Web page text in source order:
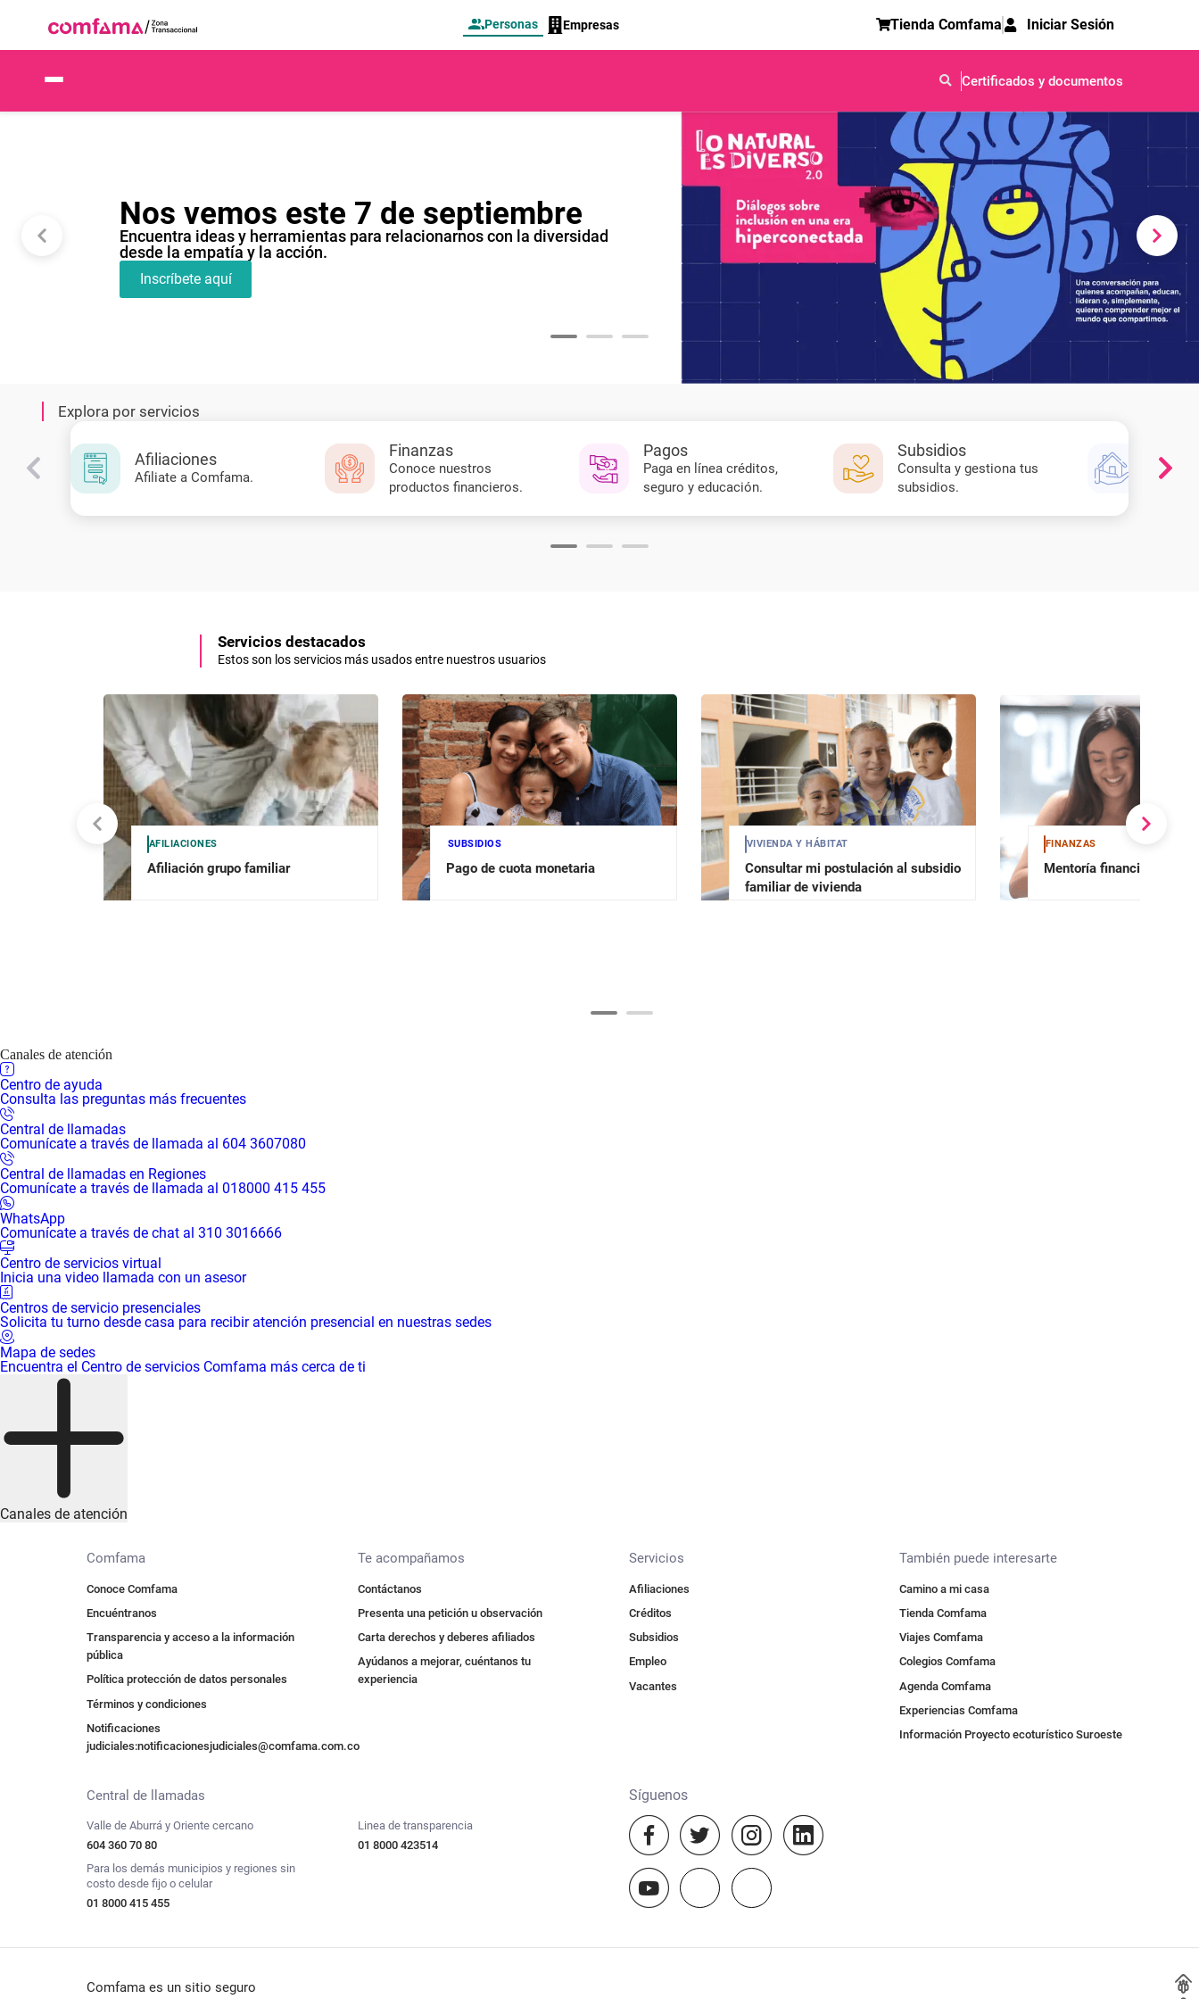
Personas Empresas Tienda Comfama Iniciar Sesión
Certificados y documentos
Nos vemos este 7 de septiembre
Encuentra ideas y herramientas para relacionarnos con la diversidad
desde la empatía y la acción.
Inscríbete aquí
Explora por servicios
Afiliaciones
Afiliate a Comfama.
Finanzas
Conoce nuestros
productos financieros.
Pagos
Paga en línea créditos,
seguro y educación.
Subsidios
Consulta y gestiona tus
subsidios.
Servicios destacados
Estos son los servicios más usados entre nuestros usuarios
AFILIACIONES
Afiliación grupo familiar
SUBSIDIOS
Pago de cuota monetaria
VIVIENDA Y HÁBITAT
Consultar mi postulación al subsidio
familiar de vivienda
FINANZAS
Mentoría financiera
Canales de atención
Centro de ayuda
Consulta las preguntas más frecuentes
Central de llamadas
Comunícate a través de llamada al 604 3607080
Central de llamadas en Regiones
Comunícate a través de llamada al 018000 415 455
WhatsApp
Comunícate a través de chat al 310 3016666
Centro de servicios virtual
Inicia una video llamada con un asesor
Centros de servicio presenciales
Solicita tu turno desde casa para recibir atención presencial en nuestras sedes
Mapa de sedes
Encuentra el Centro de servicios Comfama más cerca de ti
Canales de atención
Comfama
Conoce Comfama
Encuéntranos
Transparencia y acceso a la información
pública
Política protección de datos personales
Términos y condiciones
Notificaciones
judiciales:notificacionesjudiciales@comfama.com.co
Te acompañamos
Contáctanos
Presenta una petición u observación
Carta derechos y deberes afiliados
Ayúdanos a mejorar, cuéntanos tu
experiencia
Servicios
Afiliaciones
Créditos
Subsidios
Empleo
Vacantes
También puede interesarte
Camino a mi casa
Tienda Comfama
Viajes Comfama
Colegios Comfama
Agenda Comfama
Experiencias Comfama
Información Proyecto ecoturístico Suroeste
Central de llamadas
Valle de Aburrá y Oriente cercano
604 360 70 80
Para los demás municipios y regiones sin
costo desde fijo o celular
01 8000 415 455
Linea de transparencia
01 8000 423514
Síguenos
Comfama es un sitio seguro